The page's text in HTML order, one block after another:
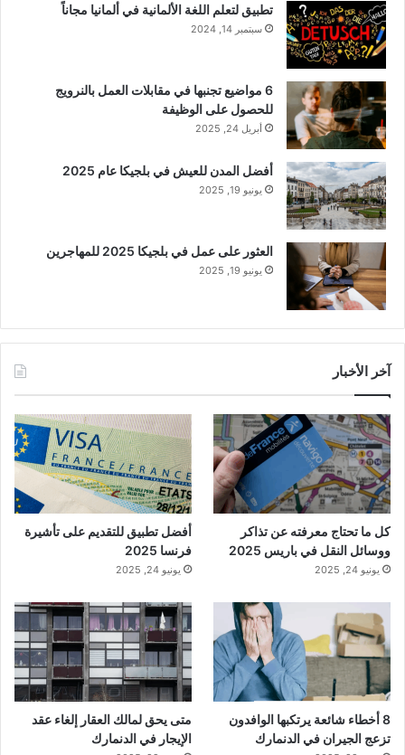
تطبيق لتعلم اللغة الألمانية في ألمانيا مجاناً
سبتمبر 14, 2024
6 مواضيع تجنبها في مقابلات العمل بالنرويج
للحصول على الوظيفة
أبريل 24, 2025
أفضل المدن للعيش في بلجيكا عام 2025
يونيو 19, 2025
العثور على عمل في بلجيكا 2025 للمهاجرين
يونيو 19, 2025
آخر الأخبار
كل ما تحتاج معرفته عن تذاكر
ووسائل النقل في باريس 2025
يونيو 24, 2025
أفضل تطبيق للتقديم على تأشيرة
فرنسا 2025
يونيو 24, 2025
8 أخطاء شائعة يرتكبها الوافدون
تزعج الجيران في الدنمارك
متى يحق لمالك العقار إلغاء عقد
الإيجار في الدنمارك